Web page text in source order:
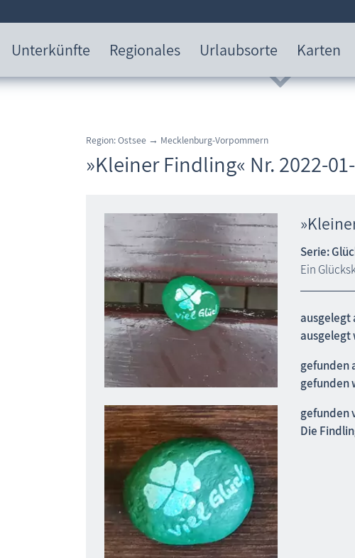
Unterkünfte Regionales Urlaubsorte Karten
Region: Ostsee → Mecklenburg-Vorpommern
»Kleiner Findling« Nr. 2022-
Serie:
Ein
ausgelegt
ausgelegt
gefunden
gefunden
gefunden
Die